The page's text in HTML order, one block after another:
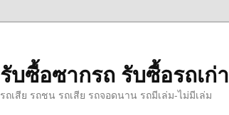
รับซื้อซากรถ รับซื้อรถเก่า
รถเสีย รถชน รถเสีย รถจอดนาน รถมีเล่ม-ไม่มีเล่ม